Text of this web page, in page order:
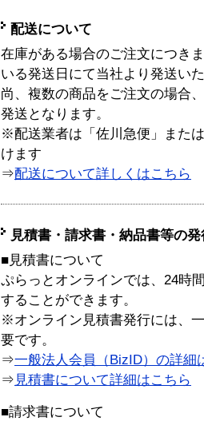
配送について
在庫がある場合のご注文につき
いる発送日にて当社より発送い
尚、複数の商品をご注文の場合
発送となります。
※配送業者は「佐川急便」また
けます
⇒配送について詳しくはこちら
見積書・請求書・納品書等の
■見積書について
ぷらっとオンラインでは、24時
することができます。
※オンライン見積書発行には、
要です。
⇒一般法人会員（BizID）の詳細
⇒ 見積書について詳細はこちら
■請求書について